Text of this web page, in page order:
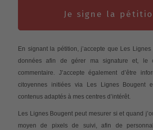
Je signe la
En signant la pétition, j’accepte que Les
données afin de gérer ma signature et, le
commentaire. J’accepte également d’être
citoyennes initiées via Les Lignes Bougent
contenus adaptés à mes centres d’intérêt.
Les Lignes Bougent peut mesurer si et quand
moyen de pixels de suivi, afin de